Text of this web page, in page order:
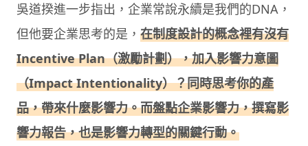
吳道揆進一步指出，企業常說永續是我們的DNA，
但他要企業思考的是， 在制度設計的概念裡有沒有
Incentive Plan（激勵計劃），加入影響力意圖
（Impact Intentionality）？同時思考你的產
品，帶來什麼影響力。而盤點企業影響力，撰寫影
響力報告，也是影響力轉型的關鍵行動。